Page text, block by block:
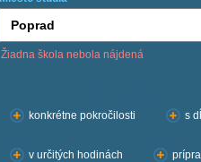
Žiadna škola nebola nájdená
konkrétne pokročilosti
s
v určitých hodinách